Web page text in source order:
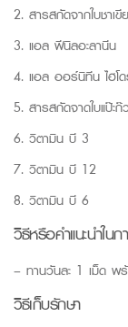
2. สารสกัดจากใบชาเขี
3. แอล ฟีนิลอะลานีน
4. แอล ออร์นิทีน ไฮโ
5. สารสกัดจาดใบแป๊ะ
6. วิตามิน บี 3
7. วิตามิน บี 12
8. วิตามิน บี 6
วิธีหรือคำแนะนำใน
– ทานวันละ 1 เม็ด พ
วิธีเก็บรักษา